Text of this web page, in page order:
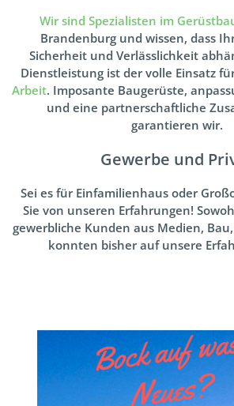
Wir sind Spezialisten im
Brandenburg und wissen, dass
Sicherheit und Verlässlichkeit
Dienstleistung ist der volle Einsatz
Arbeit. Imposante Baugerüste,
und eine partnerschaftliche
garantieren wir.
Gewerbe und
Sei es für Einfamilienhaus oder
Sie von unseren Erfahrungen!
gewerbliche Kunden aus Medien,
konnten bisher auf unsere